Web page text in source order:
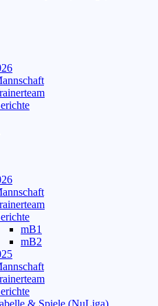
mB1
mB2
& Spiele (NuLiga)